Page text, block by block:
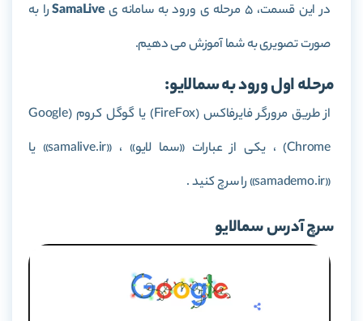
در این قسمت، 5 مرحله ی ورود به سامانه ی SamaLiveرا به
صورت تصویری به شما آموزش می دهیم.
مرحله اول ورود به سمالایو:
از طریق مرورگر فایرفاکس (FireFox) یا گوگل کروم (Google
Chrome) ، یکی از عبارات «سما لایو» ، «samalive.ir» یا
«samademo.ir» را سرچ کنید .
سرچ آدرس سمالایو